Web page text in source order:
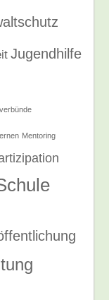
Jugendhilfe
Mentoring